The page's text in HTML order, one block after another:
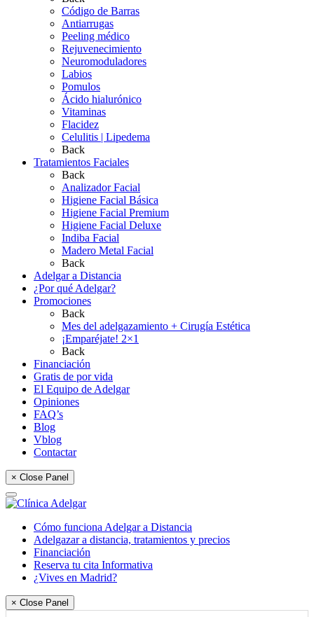
Código de Barras
Antiarrugas
Peeling médico
Rejuvenecimiento
Neuromoduladores
Labios
Pomulos
Ácido hialurónico
Vitaminas
Flacidez
Celulitis | Lipedema
Back
Tratamientos Faciales
Back
Analizador Facial
Higiene Facial Básica
Higiene Facial Premium
Higiene Facial Deluxe
Indiba Facial
Madero Metal Facial
Back
Adelgar a Distancia
¿Por qué Adelgar?
Promociones
Back
Mes del adelgazamiento + Cirugía Estética
¡Emparéjate! 2×1
Back
Financiación
Gratis de por vida
El Equipo de Adelgar
Opiniones
FAQ’s
Blog
Vblog
Contactar
× Close Panel
Cómo funciona Adelgar a Distancia
Adelgazar a distancia, tratamientos y precios
Financiación
Reserva tu cita Informativa
¿Vives en Madrid?
× Close Panel